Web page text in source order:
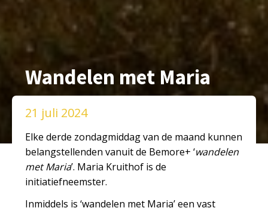
Wandelen met Maria
21 juli 2024
Elke derde zondagmiddag van de maand kunnen
belangstellenden vanuit de Bemore+ ‘wandelen
met Maria’. Maria Kruithof is de
initiatiefneemster.
Inmiddels is ‘wandelen met Maria’ een vast